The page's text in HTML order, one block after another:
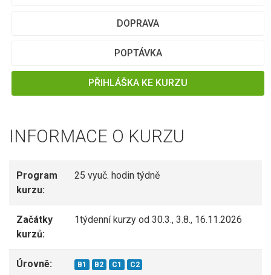
DOPRAVA
POPTÁVKA
PŘIHLÁŠKA KE KURZU
INFORMACE O KURZU
Program
kurzu:
25 vyuč. hodin týdně
Začátky
kurzů:
1týdenní kurzy od 30.3., 3.8., 16.11.2026
Úrovně: B1 B2 C1 C2